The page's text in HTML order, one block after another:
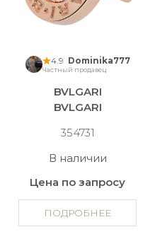
4.9 Dominika777
Частный продавец
BVLGARI
BVLGARI
354731
В наличии
Цена по запросу
ПОДРОБНЕЕ